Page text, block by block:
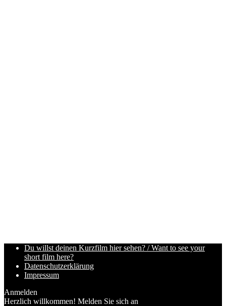
Du willst deinen Kurzfilm hier sehen? / Want to see your
short film here?
Datenschutzerklärung
Impressum
Anmelden
Herzlich willkommen! Melden Sie sich an